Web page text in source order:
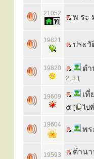
21052 พ ระ
19821 ประวั
19820 ต
2, 3 ]
19609
เที่
๕ [ ไป
19604
พ
19593
ตำน